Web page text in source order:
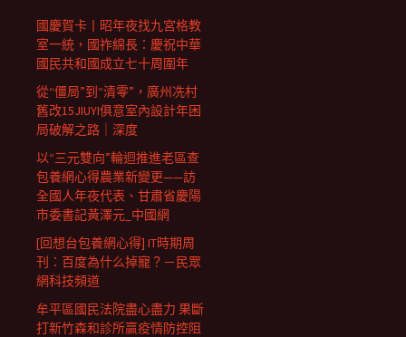
國慶賀卡丨昭年夜找九宮格教
室一統，國祚綿長：慶祝中華
國民共和國成立七十周圍年
從“僵局”到“清零”，廣州冼村
舊改15JIUYI俱意室內設計年困
局破解之路｜深度
以“三元雙向”輪迴推進老區查
包養網心得農業新變更——訪
全國人年夜代表、甘肅省慶陽
市委書記黃澤元_中國網
[回想台包養網心得] IT時期周
刊：百度為什么掉寵？－民眾
網科技頻道
牟平區國民法院盡心盡力 果斷
打新竹森和診所贏疫情防控阻